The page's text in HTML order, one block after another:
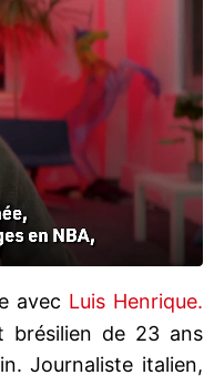
avec Luis Henrique.
brésilien de 23 ans
Journaliste italien,